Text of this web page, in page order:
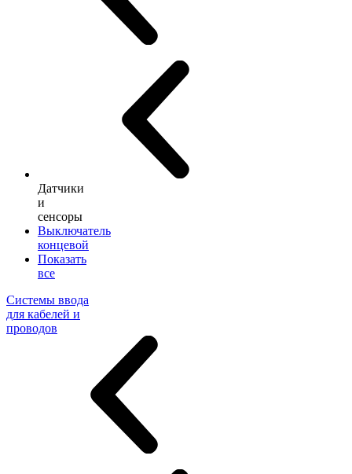
Датчики
и
сенсоры
Выключатель
концевой
Показать
все
Системы ввода
для кабелей и
проводов